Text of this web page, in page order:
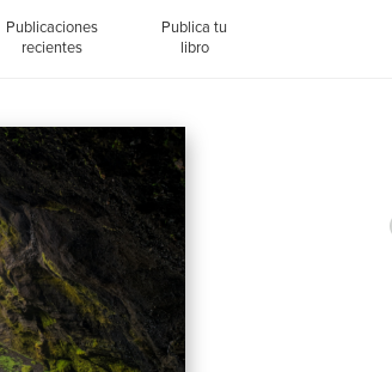
Publicaciones
recientes
Publica tu
libro